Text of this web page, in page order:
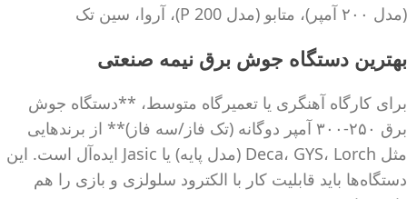
(مدل ۲۰۰ آمپر)، متابو (مدل P 200)، آروا، سین تک
بهترین دستگاه جوش برق نیمه صنعتی
برای کارگاه آهنگری یا تعمیرگاه متوسط، **دستگاه جوش
برق ۲۵۰-۳۰۰ آمپر دوگانه (تک فاز/سه فاز)** از برندهایی
مثل Deca، GYS، Lorch (مدل پایه) یا Jasic ایده‌آل است. این
دستگاه‌ها باید قابلیت کار با الکترود سلولزی و بازی را هم